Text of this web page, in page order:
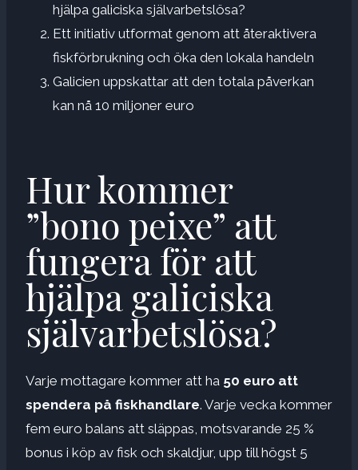
hjälpa galiciska självarbetslösa?
Ett initiativ utformat genom att återaktivera
fiskförbrukning och öka den lokala handeln
Galicien uppskattar att den totala påverkan
kan nå 10 miljoner euro
Hur kommer
”bono peixe” att
fungera för att
hjälpa galiciska
självarbetslösa?
Varje mottagare kommer att ha 50 euro att
spendera på fiskhandlare. Varje vecka kommer
fem euro balans att släppas, motsvarande 25 %
bonus i köp av fisk och skaldjur, upp till högst 5